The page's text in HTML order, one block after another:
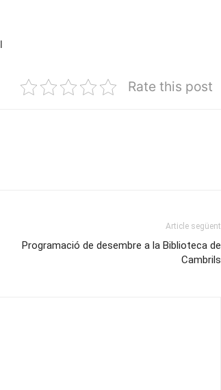
Rate this post
Article següent
Programació de desembre a la Biblioteca de
Cambrils